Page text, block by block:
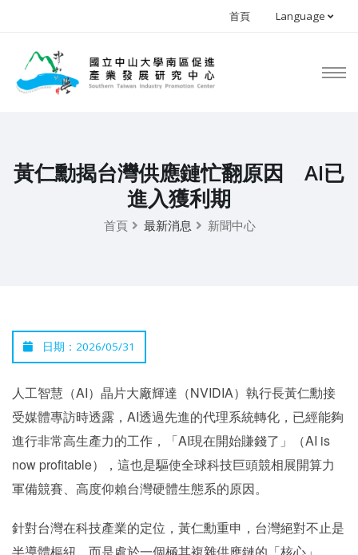
首頁 Language
黃仁勳揭台灣供應鏈忙翻原因 AI已
進入獲利期
首頁 最新消息 新聞中心
日期：2026/05/31
人工智慧（AI）晶片大廠輝達（NVIDIA）執行長黃仁勳接
受媒體專訪時透露，AI透過先進的代理系統轉化，已經能夠
進行非常高生產力的工作，「AI現在開始賺錢了」（AI is
now profitable），這也是驅使全球科技巨頭競相展開算力
軍備競賽、高度仰賴台灣硬體生態系的原因。
針對台灣在科技產業的定位，黃仁勳重申，台灣絕對不止是